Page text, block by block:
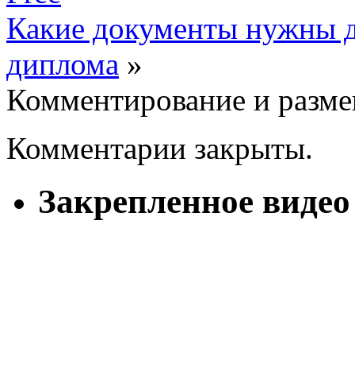
Какие документы нужны
диплома »
Комментирование и
Комментарии закрыты.
Закрепленное видео